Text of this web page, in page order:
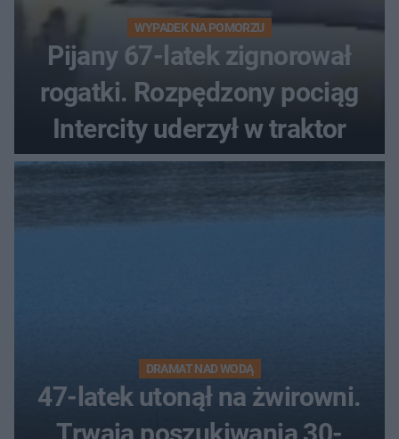
WYPADEK NA POMORZU
Pijany 67-latek zignorował
rogatki. Rozpędzony pociąg
Intercity uderzył w traktor
DRAMAT NAD WODĄ
47-latek utonął na żwirowni.